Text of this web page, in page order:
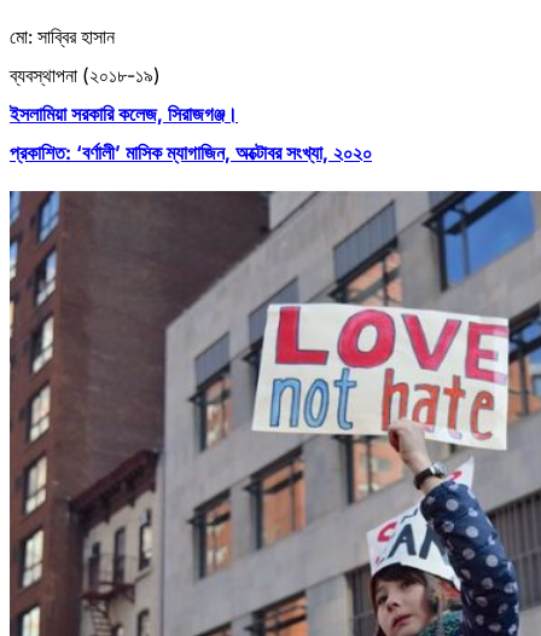
মো: সাব্বির হাসান
ব্যবস্থাপনা (২০১৮-১৯)
ইসলামিয়া সরকারি কলেজ, সিরাজগঞ্জ।
প্রকাশিত: ‘বর্ণালী’ মাসিক ম্যাগাজিন, অক্টোবর সংখ্যা, ২০২০